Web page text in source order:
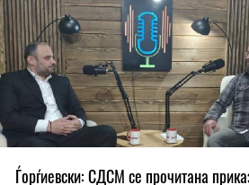
Ѓорѓиевски: СДСМ се прочитана